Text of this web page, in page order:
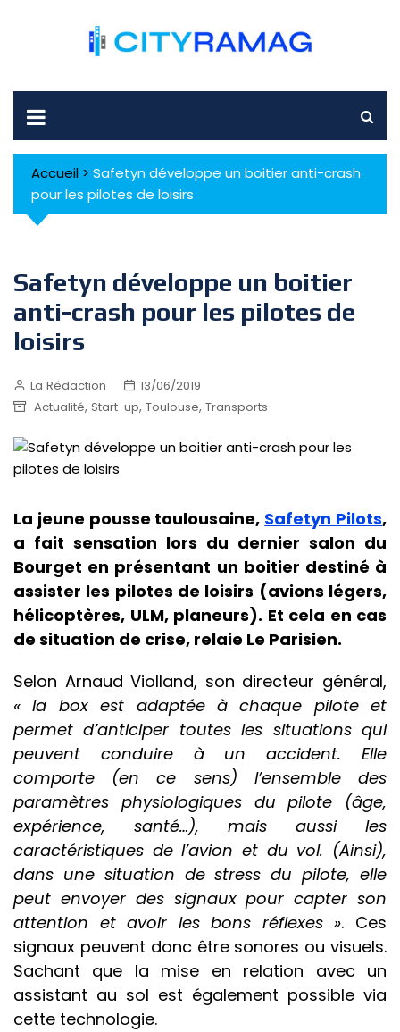
Accueil > Safetyn développe un boitier anti-crash
pour les pilotes de loisirs
Safetyn développe un boitier
anti-crash pour les pilotes de
loisirs
La Rédaction
13/06/2019
Actualité, Start-up, Toulouse, Transports
La jeune pousse toulousaine, Safetyn Pilots,
a fait sensation lors du dernier salon du
Bourget en présentant un boitier destiné à
assister les pilotes de loisirs (avions légers,
hélicoptères, ULM, planeurs). Et cela en cas
de situation de crise, relaie Le Parisien.
Selon Arnaud Violland, son directeur général,
« la box est adaptée à chaque pilote et
permet d’anticiper toutes les situations qui
peuvent conduire à un accident. Elle
comporte (en ce sens) l’ensemble des
paramètres physiologiques du pilote (âge,
expérience, santé…), mais aussi les
caractéristiques de l’avion et du vol. (Ainsi),
dans une situation de stress du pilote, elle
peut envoyer des signaux pour capter son
attention et avoir les bons réflexes ». Ces
signaux peuvent donc être sonores ou visuels.
Sachant que la mise en relation avec un
assistant au sol est également possible via
cette technologie.